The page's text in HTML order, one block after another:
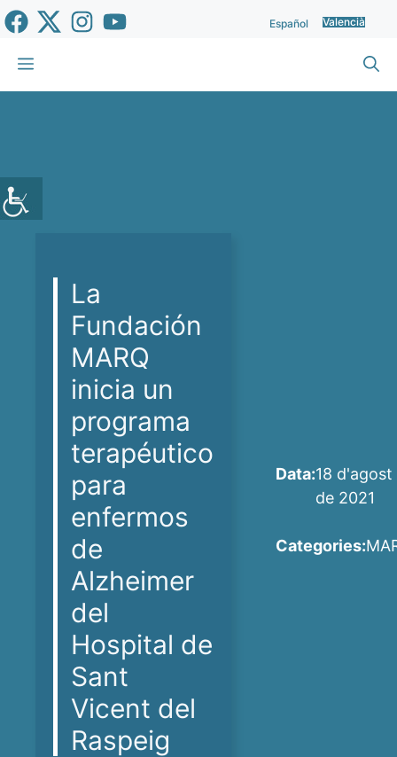
Vés
al
contingut
Español Valencià
Menu
La
Fundación
MARQ
inicia un
programa
terapéutico
para
enfermos
de
Alzheimer
del
Hospital de
Sant
Vicent del
Raspeig
Data:18 d'agost
de 2021
Categories: